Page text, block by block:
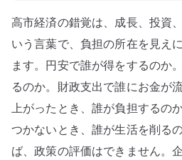
高市経済の錯覚は、成長、投資
いう言葉で、負担の所在を見え
ます。円安で誰が得をするのか
るのか。財政支出で誰にお金が
上がったとき、誰が負担するの
つかないとき、誰が生活を削る
ば、政策の評価はできません。